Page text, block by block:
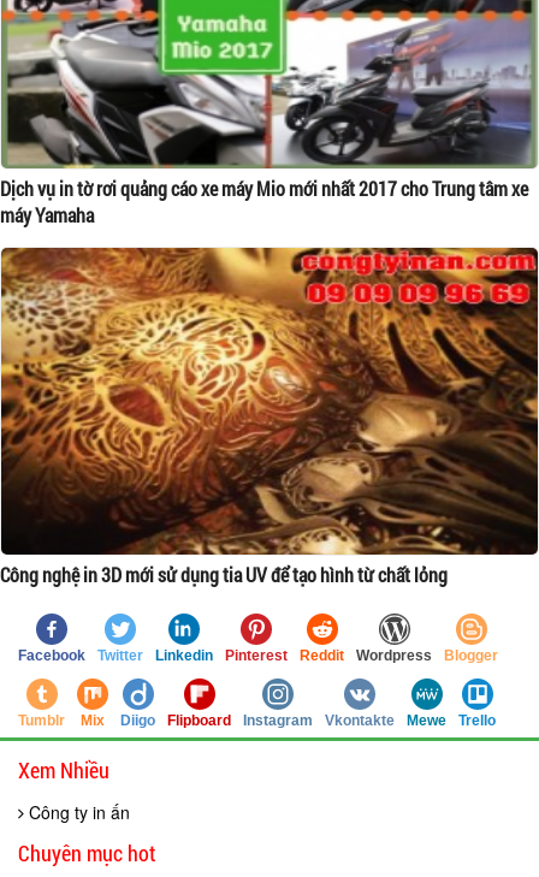
Dịch vụ in tờ rơi quảng cáo xe máy Mio mới nhất 2017 cho Trung tâm xe
máy Yamaha
Công nghệ in 3D mới sử dụng tia UV để tạo hình từ chất lỏng
Facebook Twitter Linkedin Pinterest Reddit Wordpress Blogger
Tumblr Mix Diigo Flipboard Instagram Vkontakte Mewe Trello
Xem Nhiều
Công ty in ấn
Chuyên mục hot